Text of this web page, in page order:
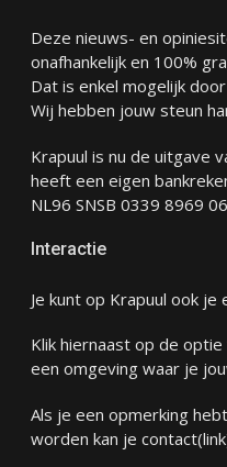
Deze nieuws- en
onafhankelijk en 100%
Dat is enkel mogelijk
Wij hebben jouw steun
Krapuul is nu de uitgave
heeft een eigen
NL96 SNSB 0339 8969
Interactie
Je kunt op Krapuul ook
Klik hiernaast op de
een omgeving waar je
Als je een opmerking
worden kan je contact